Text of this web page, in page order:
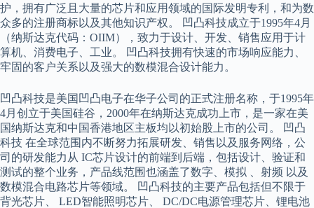
护，拥有广泛且大量的芯片和应用领域的国际发明专利，和为数
众多的注册商标以及其他知识产权。 凹凸科技成立于1995年4月
（纳斯达克代码：OIIM），致力于设计、开发、销售应用于计
算机、消费电子、工业。 凹凸科技拥有快速的市场响应能力、
牢固的客户关系以及强大的数模混合设计能力。
凹凸科技是美国凹凸电子在华子公司的正式注册名称，于1995年
4月创立于美国硅谷，2000年在纳斯达克成功上市，是一家在美
国纳斯达克和中国香港地区主板均以初始股上市的公司。 凹凸
科技 在全球范围内不断努力拓展研发、销售以及服务网络，公
司的研发能力从 IC芯片设计的前端到后端，包括设计、验证和
测试的整个业务，产品线范围也涵盖了数字、模拟 、射频 以及
数模混合电路芯片等领域。 凹凸科技的主要产品包括但不限于
背光芯片、 LED智能照明芯片、 DC/DC电源管理芯片、锂电池